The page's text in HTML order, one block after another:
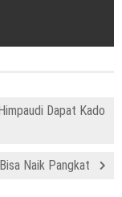
Dapat Kado
Naik Pangkat